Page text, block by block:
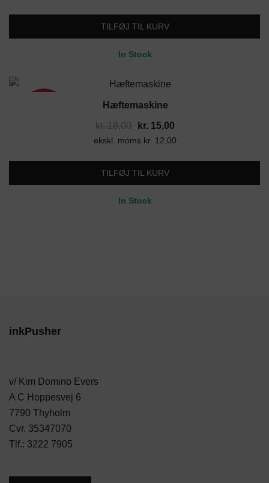
var:
kr. 24,00.kr. 20,00.
TILFØJ TIL KURV
In Stock
Hæftemaskine
kr.18,00
Den
oprindelige
var:
kr. 18,00.
kr. 15,00
aktuelle
kr. 15,00.
ekskl. moms kr. 12,00
TILFØJ TIL KURV
In Stock
inkPusher
v/ Kim Domino Evers
A C Hoppesvej 6
7790 Thyholm
Cvr. 35347070
Tlf.: 3222 7905